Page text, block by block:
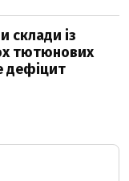
склади із
тютюнових
дефіцит